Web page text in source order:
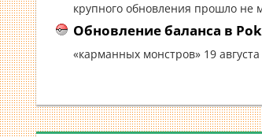
крупного обновления прошло не
Обновление баланса в
«карманных монстров» 19